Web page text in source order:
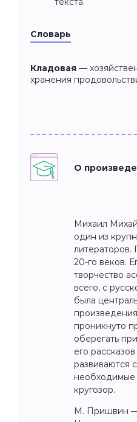
Словарь
Кладовая —
хранения
О
Михаил
один из
литераторов.
20-го веков.
творчество
всего, с
была
проникнуто
оберегать
его
развиваются
необходимые
кругозор.
М. Пришвин —